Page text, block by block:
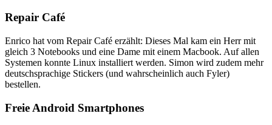
Repair Café
Enrico hat vom Repair Café erzählt: Dieses Mal kam ein Herr mit
gleich 3 Notebooks und eine Dame mit einem Macbook. Auf allen
Systemen konnte Linux installiert werden. Simon wird zudem mehr
deutschsprachige Stickers (und wahrscheinlich auch Fyler)
bestellen.
Freie Android Smartphones